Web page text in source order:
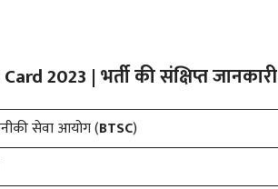
2023 | भर्ती की संक्षिप्त जानकारी
सेवा आयोग (BTSC)